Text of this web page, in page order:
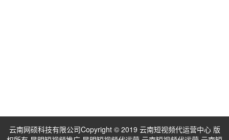
云南网硕科技有限公司Copyright © 2019 云南短视频代运营中心 版